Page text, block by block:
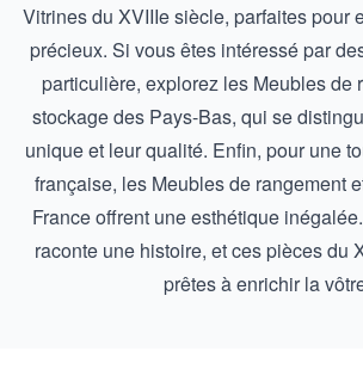
Vitrines du XVIIIe siècle, parfaites pour
précieux. Si vous êtes intéressé par
particulière, explorez les Meubles de
stockage des Pays-Bas, qui se
unique et leur qualité. Enfin, pour une
française, les Meubles de rangement
Franceoffrent une esthétique
raconte une histoire, et ces pièces du
prêtes à enrichir la